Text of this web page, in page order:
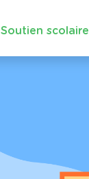
Soutien scolaire